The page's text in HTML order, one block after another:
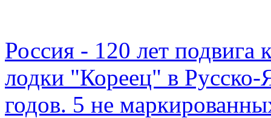
Россия - 120 лет подвига
лодки "Кореец" в
годов. 5 не